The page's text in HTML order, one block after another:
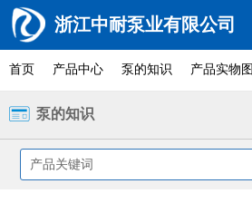
浙江中耐泵业有限公司
首页 产品中心 泵的知识 产品实物图
泵的知识